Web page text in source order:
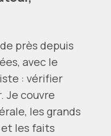
près depuis
avec le
: vérifier
Je couvre
les grands
les faits